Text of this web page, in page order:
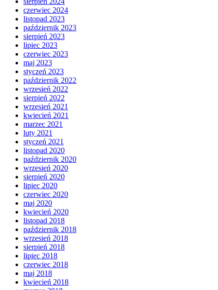
czerwiec 2024
listopad 2023
październik 2023
sierpień 2023
lipiec 2023
czerwiec 2023
maj 2023
styczeń 2023
październik 2022
wrzesień 2022
sierpień 2022
wrzesień 2021
kwiecień 2021
marzec 2021
luty 2021
styczeń 2021
listopad 2020
październik 2020
wrzesień 2020
sierpień 2020
lipiec 2020
czerwiec 2020
maj 2020
kwiecień 2020
listopad 2018
październik 2018
wrzesień 2018
sierpień 2018
lipiec 2018
czerwiec 2018
maj 2018
kwiecień 2018